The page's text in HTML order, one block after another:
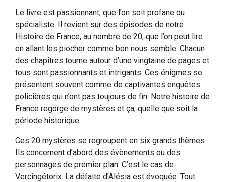
Le livre est passionnant, que l’on soit profane ou
spécialiste. Il revient sur des épisodes de notre
Histoire de France, au nombre de 20, que l’on peut lire
en allant les piocher comme bon nous semble. Chacun
des chapitres tourne autour d’une vingtaine de pages et
tous sont passionnants et intrigants. Ces énigmes se
présentent souvent comme de captivantes enquêtes
policières qui n’ont pas toujours de fin. Notre histoire de
France regorge de mystères et ça, quelle que soit la
période historique.
Ces 20 mystères se regroupent en six grands thèmes.
Ils concernent d’abord des évènements ou des
personnages de premier plan. C’est le cas de
Vercingétorix. La défaite d’Alésia est évoquée. Tout